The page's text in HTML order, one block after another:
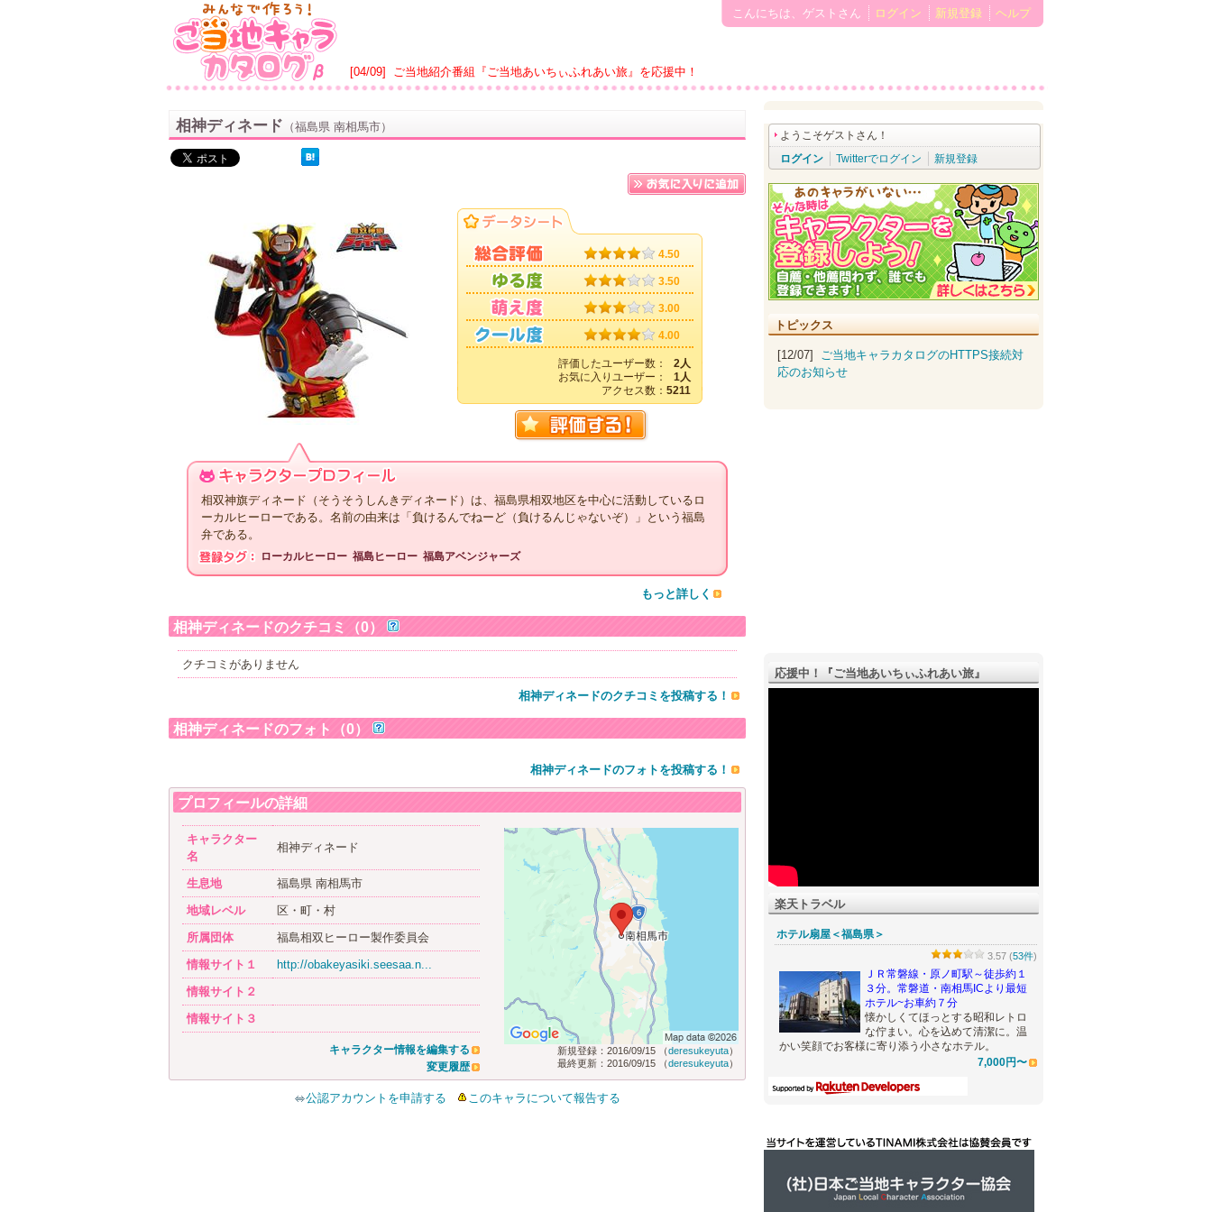
[04/09] ご当地紹介番組『ご当地あいちぃふれあい旅』を応援中！
こんにちは、ゲストさん ログイン 新規登録 ヘルプ
相神ディネード （福島県 南相馬市）
4.50
3.50
3.00
4.00
評価したユーザー数：
2人
お気に入りユーザー：
1人
アクセス数： 5211
相双神旗ディネード（そうそうしんきディネード）は、福島県相双地区を中心に活動しているロ
ーカルヒーローである。名前の由来は「負けるんでねーど（負けるんじゃないぞ）」という福島
弁である。
ローカルヒーロー 福島ヒーロー 福島アベンジャーズ
もっと詳しく
相神ディネードのクチコミ（0）
クチコミがありません
相神ディネードのクチコミを投稿する！
相神ディネードのフォト（0）
相神ディネードのフォトを投稿する！
プロフィールの詳細
キャラクター
名
相神ディネード
生息地
福島県 南相馬市
地域レベル
区・町・村
所属団体
福島相双ヒーロー製作委員会
情報サイト１
http://obakeyasiki.seesaa.n...
情報サイト２
情報サイト３
キャラクター情報を編集する
変更履歴
新規登録：2016/09/15 （deresukeyuta）
最終更新：2016/09/15 （deresukeyuta）
公認アカウントを申請する このキャラについて報告する
ようこそゲストさん！
ログイン
Twitterでログイン 新規登録
トピックス
[12/07] ご当地キャラカタログのHTTPS接続対
応のお知らせ
応援中！『ご­当地あいちぃふれあい旅』
楽天トラベル
ホテル扇屋＜福島県＞
3.57 (53件)
ＪＲ常磐線・原ノ町駅～徒歩約１
３分。常磐道・南相馬ICより最短
ホテル~お車約７分
懐かしくてほっとする昭和レトロ
な佇まい。心を込めて清潔に。温
かい笑顔でお客様に寄り添う小さなホテル。
7,000円〜